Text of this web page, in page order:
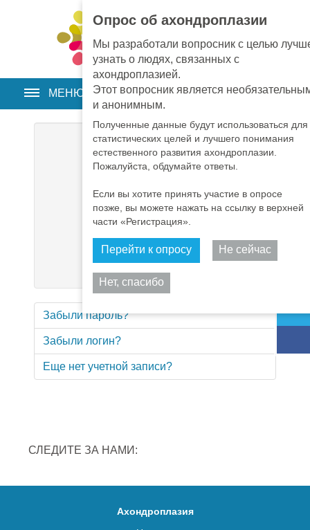
Опрос об ахондроплазии
Мы разработали вопросник с целью
узнать о людях, связанных с
ахондроплазией.
Этот вопросник является
и анонимным.
Полученные данные будут использоваться для
статистических целей и лучшего понимания
естественного развития ахондроплазии.
Пожалуйста, обдумайте ответы.
Если вы хотите принять участие в опросе
позже, вы можете нажать на ссылку в верхней
части «Регистрация».
Перейти к опросу Не сейчас
Нет, спасибо
EN • PT • ES
МЕНЮ
Запомнить меня
Войти
Забыли пароль?
Забыли логин?
Еще нет учетной записи?
СЛЕДИТЕ ЗА НАМИ:
Ахондроплазия